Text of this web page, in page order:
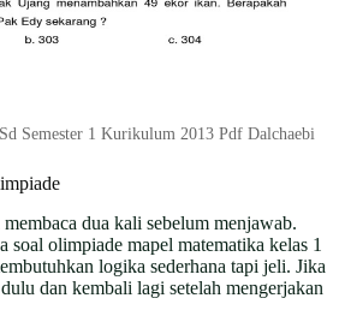
Semester 1 Kurikulum 2013 Pdf Dalchaebi
dua kali sebelum menjawab.
soal olimpiade mapel matematika kelas 1
logika sederhana tapi jeli. Jika
dan kembali lagi setelah mengerjakan